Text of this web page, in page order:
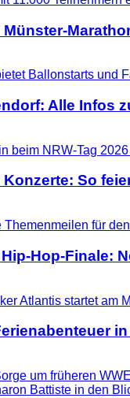
Alle Infos
So
Hop-Finale:
um früheren
Battiste in den